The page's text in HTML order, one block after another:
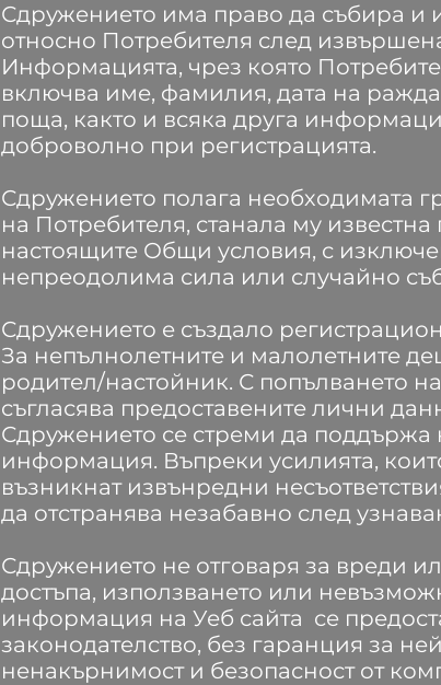
Сдружението има право да събира и
относно Потребителя след
Информацията, чрез която
включва име, фамилия, дата на
поща, както и всяка друга
доброволно при регистрацията.
Сдружението полага необходимата
на Потребителя, станала му
настоящите Общи условия, с
непреодолима сила или случайно
Сдружението е създало
За непълнолетните и малолетните
родител/настойник. С попълването
съгласява предоставените лични
Сдружението се стреми да поддържа
информация. Въпреки усилията,
възникнат извънредни
да отстранява незабавно след
Сдружението не отговаря за вреди
достъпа, използването или
информация на Уеб сайта се
законодателство, без гаранция за
ненакърнимост и безопасност от